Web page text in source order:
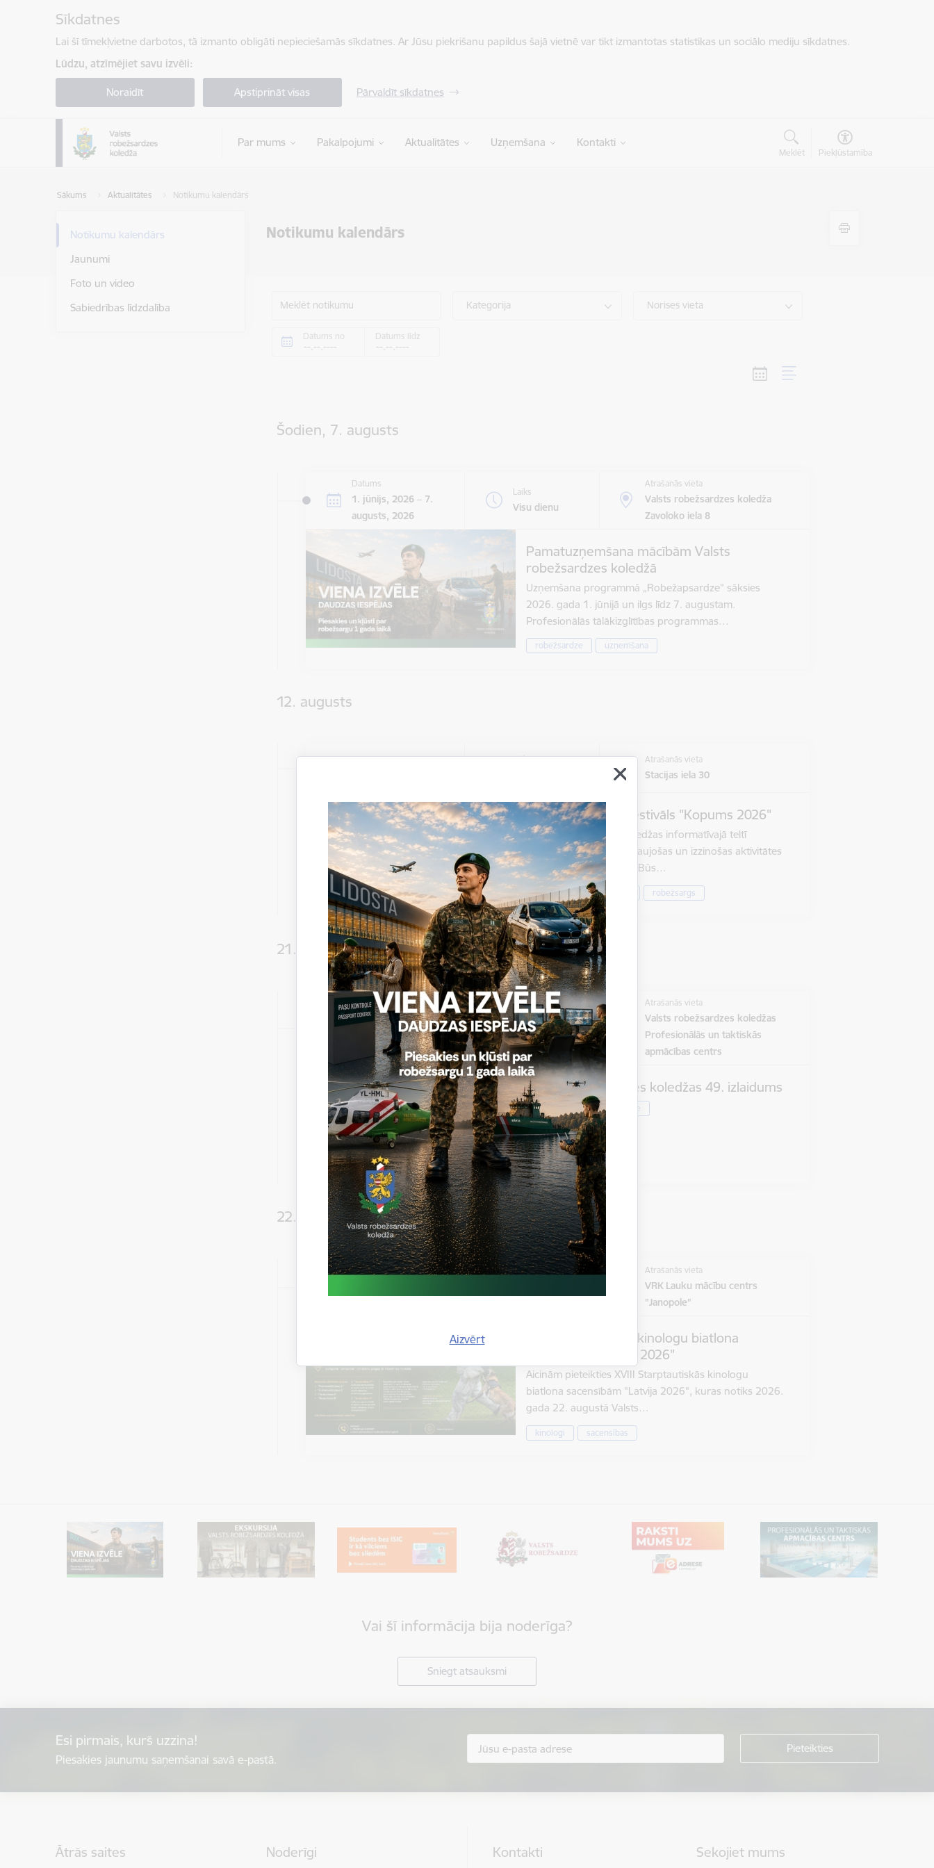
Sīkdatnes
Lai šī tīmekļvietne darbotos, tā izmanto obligāti nepieciešamās sīkdatnes. Ar Jūsu piekrišanu papildus šajā vietnē var tikt izmantotas statistikas un sociālo mediju sīkdatnes.
Lūdzu, atzīmējiet savu izvēli:
Noraidīt Apstiprināt visas Pārvaldīt sīkdatnes
Par mums Pakalpojumi Aktualitātes Uzņemšana Kontakti
Meklēt Piekļūstamība
Sākums Aktualitātes Notikumu kalendārs
Notikumu kalendārs
Aizvērt
Notikumu kalendārs
Jaunumi
Foto un video
Sabiedrības līdzdalība
Meklēt notikumu Kategorija Norises vieta
Datums no Datums līdz
Šodien, 7. augusts
Datums
1. jūnijs, 2026 – 7.
augusts, 2026
Laiks
Visu dienu
Atrašanās vieta
Valsts robežsardzes koledža
Zavoloko iela 8
Pamatuzņemšana mācībām Valsts
robežsardzes koledžā
Uzņemšana programmā „Robežapsardze” sāksies
2026. gada 1. jūnijā un ilgs līdz 7. augustam.
Profesionālās tālākizglītības programmas…
robežsardze uzņemšana
12. augusts
Datums Laiks Atrašanās vieta
Stacijas iela 30
Jauniešu iespēju festivāls "Kopums 2026"
Valsts robežsardzes koledžas informatīvajā teltī
apmeklētājus gaidīs aizraujošas un izzinošas aktivitātes
bērniem un jauniešiem. Būs…
jauniešu iespēju festivāls robežsargs
21. augusts
Datums
21. augusts, 2026
Laiks
Visu dienu
Atrašanās vieta
Valsts robežsardzes koledžas
Profesionālās un taktiskās
apmācības centrs
Valsts robežsardzes koledžas 49. izlaidums
Izlaidums robežsardze
22. augusts
Datums
22. augusts, 2026 Visu dienu
Atrašanās vieta
VRK Lauku mācību centrs
"Janopole"
XVIII starptautisko kinologu biatlona
sacensības "Latvija 2026"
Aicinām pieteikties XVIII Starptautiskās kinologu
biatlona sacensībām "Latvija 2026", kuras notiks 2026.
gada 22. augustā Valsts…
kinologi sacensības
Vai šī informācija bija noderīga?
Sniegt atsauksmi
Esi pirmais, kurš uzzina!
Piesakies jaunumu saņemšanai savā e-pastā.
Ātrās saites Noderīgi Kontakti Sekojiet mums